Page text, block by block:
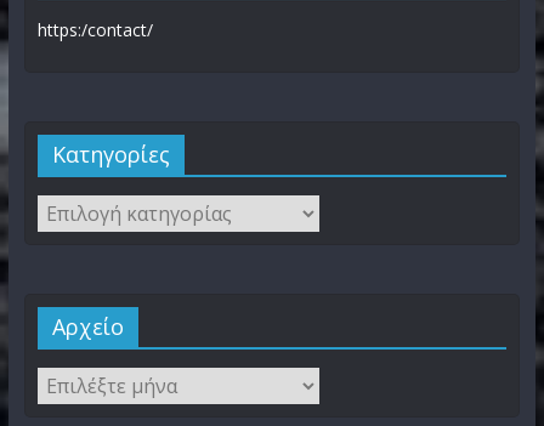
https:/contact/
Kατηγορίες
Αρχείο